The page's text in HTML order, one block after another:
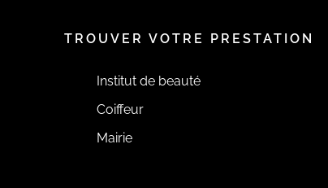
TROUVER VOTRE PRESTATION
Institut de beauté
Coiffeur
Mairie